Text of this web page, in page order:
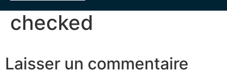
checked
Laisser un commentaire